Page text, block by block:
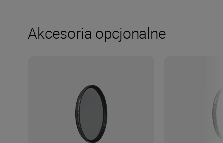
Akcesoria opcjonalne